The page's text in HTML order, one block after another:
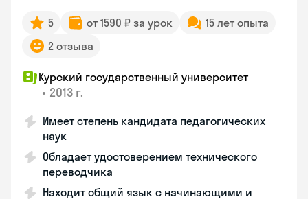
5 от 1590 ₽ за урок
15 лет опыта
2 отзыва
Курский государственный университет
• 2013 г.
Имеет степень кандидата педагогических
наук
Обладает удостоверением технического
переводчика
Находит общий язык с начинающими и